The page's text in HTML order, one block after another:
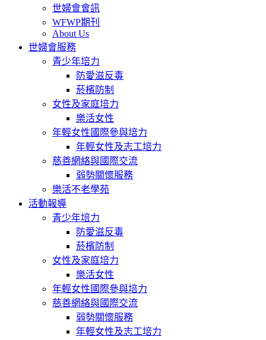
世婦會會訊
WFWP期刊
About Us
世婦會服務
青少年培力
防愛滋反毒
菸檳防制
女性及家庭培力
樂活女性
年輕女性國際參與培力
年輕女性及志工培力
慈善網絡與國際交流
弱勢關懷服務
樂活不老學苑
活動報導
青少年培力
防愛滋反毒
菸檳防制
女性及家庭培力
樂活女性
年輕女性國際參與培力
慈善網絡與國際交流
弱勢關懷服務
年輕女性及志工培力